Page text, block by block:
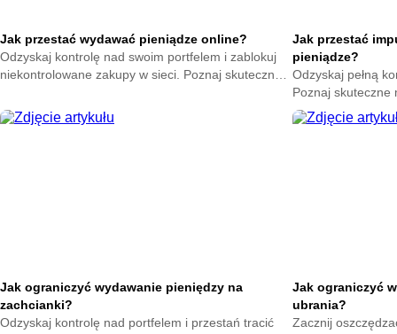
Jak przestać wydawać pieniądze online?
Odzyskaj kontrolę nad swoim portfelem i zablokuj
niekontrolowane zakupy w sieci. Poznaj skuteczne
przycisku kup teraz.
Jak przestać
pieniądze?
Odzyskaj pełną
Poznaj skuteczne
nagłych
oszczędności już
Jak ograniczyć wydawanie pieniędzy na
zachcianki?
Odzyskaj kontrolę nad portfelem i przestań tracić
Jak ograniczyć
ubrania?
Zacznij